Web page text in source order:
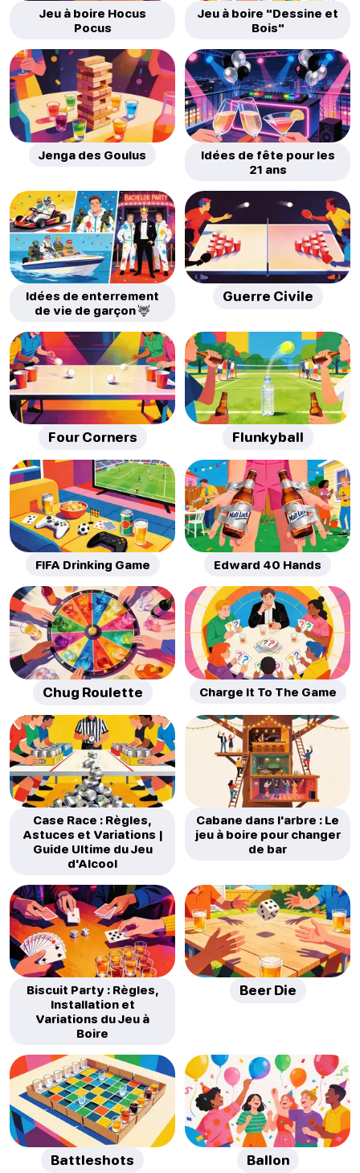
Jeu à boire Hocus
Pocus
Jeu à boire "Dessine et
Bois"
Jenga des Goulus
Idées de fête pour les
21 ans
Idées de enterrement
de vie de garçon 🦌
Guerre Civile
Four Corners Flunkyball
FIFA Drinking Game Edward 40 Hands
Chug Roulette Charge It To The Game
Case Race : Règles,
Astuces et Variations |
Guide Ultime du Jeu
d'Alcool
Cabane dans l'arbre : Le
jeu à boire pour changer
de bar
Biscuit Party : Règles,
Installation et
Variations du Jeu à
Boire
Beer Die
Battleshots Ballon